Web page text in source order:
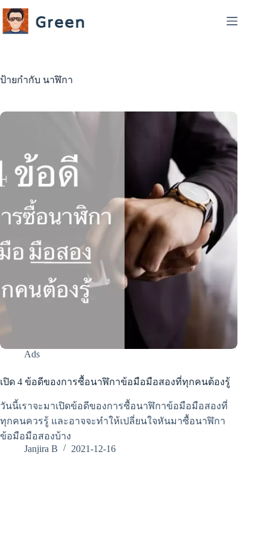
to
content
ป้ายกำกับ นาฬิกา
Ads
เปิด 4 ข้อดีของการซื้อนาฬิกาข้อมือมือสองที่ทุกคนต้องรู้
วันนี้เราจะมาเปิดข้อดีของการซื้อนาฬิกาข้อมือมือสองที่
ทุกคนควรรู้ และอาจจะทำให้เปลี่ยนใจหันมาซื้อนาฬิกา
ข้อมือมือสองบ้าง
Janjira B
2021-12-16